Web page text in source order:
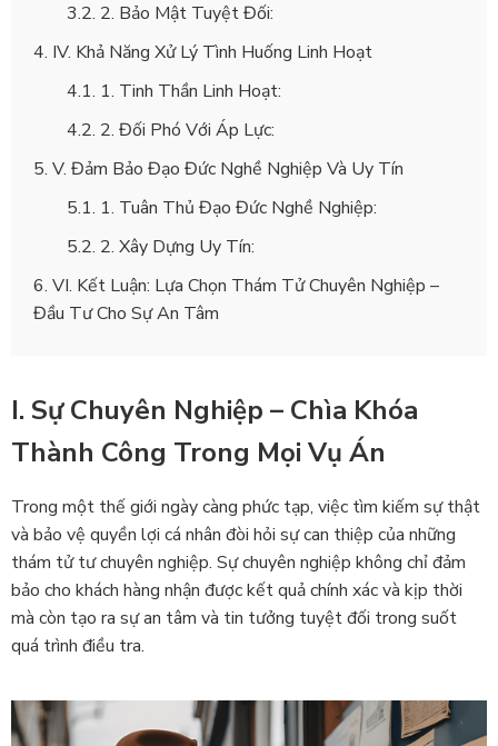
2. Bảo Mật Tuyệt Đối:
IV. Khả Năng Xử Lý Tình Huống Linh Hoạt
1. Tinh Thần Linh Hoạt:
2. Đối Phó Với Áp Lực:
V. Đảm Bảo Đạo Đức Nghề Nghiệp Và Uy Tín
1. Tuân Thủ Đạo Đức Nghề Nghiệp:
2. Xây Dựng Uy Tín:
VI. Kết Luận: Lựa Chọn Thám Tử Chuyên Nghiệp –
Đầu Tư Cho Sự An Tâm
I. Sự Chuyên Nghiệp – Chìa Khóa
Thành Công Trong Mọi Vụ Án
Trong một thế giới ngày càng phức tạp, việc tìm kiếm sự thật
và bảo vệ quyền lợi cá nhân đòi hỏi sự can thiệp của những
thám tử tư chuyên nghiệp. Sự chuyên nghiệp không chỉ đảm
bảo cho khách hàng nhận được kết quả chính xác và kịp thời
mà còn tạo ra sự an tâm và tin tưởng tuyệt đối trong suốt
quá trình điều tra.